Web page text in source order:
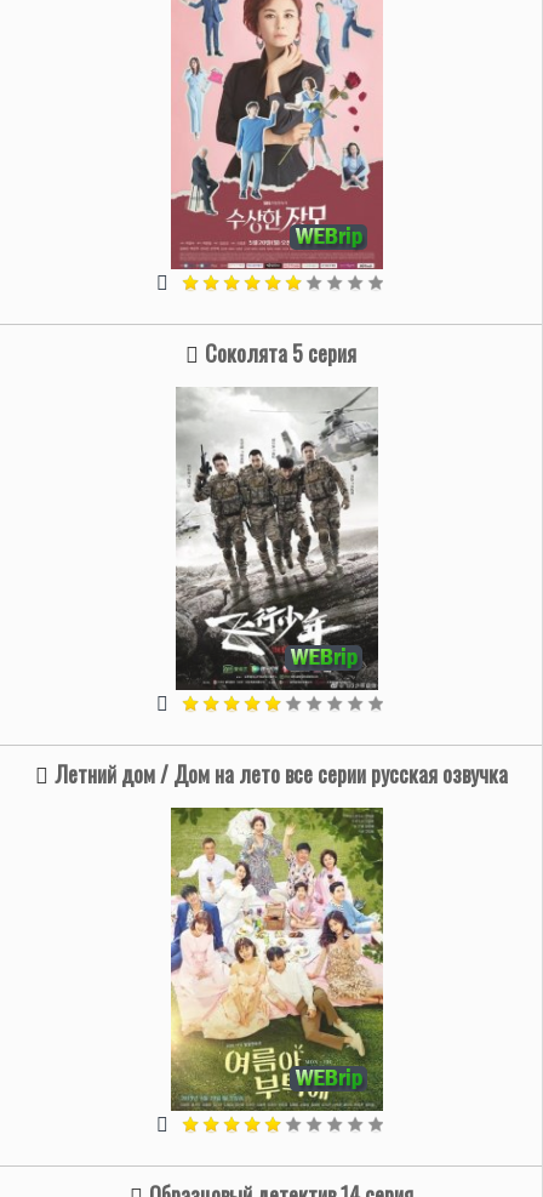
Соколята 5 серия
Летний дом / Дом на лето все серии русская озвучка